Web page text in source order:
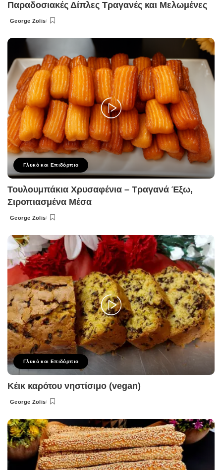
Παραδοσιακές Δίπλες Τραγανές και Μελωμένες
Posted
George Zolis
Γλυκό και Επιδόρπιο
Τουλουμπάκια Χρυσαφένια – Τραγανά Έξω,
Σιροπιασμένα Μέσα
Posted
George Zolis
Γλυκό και Επιδόρπιο
Κέικ καρότου νηστίσιμο (vegan)
Posted
George Zolis